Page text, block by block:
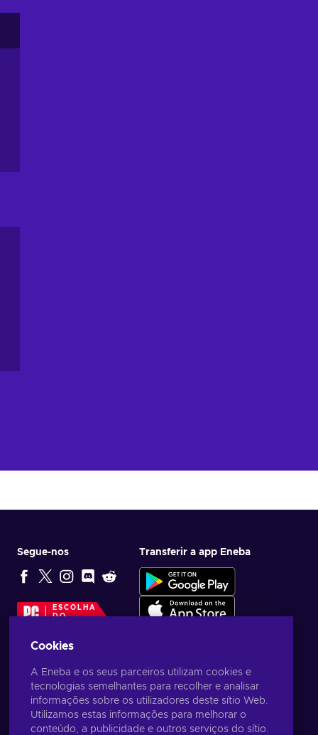
Segue-nos
ESCOLHA
DO
Transferir a app Eneba
Cookies
A Eneba e os seus parceiros utilizam cookies e
tecnologias semelhantes para recolher e analisar
informações sobre os utilizadores deste sítio Web.
Utilizamos estas informações para melhorar o
conteúdo, a publicidade e outros serviços do sítio.